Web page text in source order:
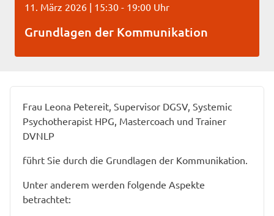
11. März 2026 | 15:30 - 19:00 Uhr
Grundlagen der Kommunikation
Frau Leona Petereit, Supervisor DGSV, Systemic
Psychotherapist HPG, Mastercoach und Trainer
DVNLP
führt Sie durch die Grundlagen der Kommunikation.
Unter anderem werden folgende Aspekte
betrachtet: